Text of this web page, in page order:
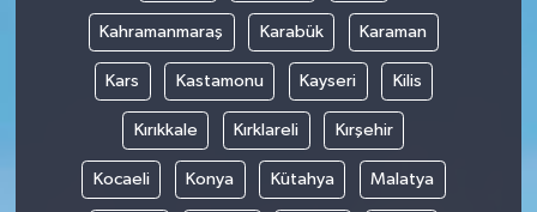
Kahramanmaraş Karabük Karaman
Kars Kastamonu Kayseri Kilis
Kırıkkale Kırklareli Kırşehir
Kocaeli Konya Kütahya Malatya